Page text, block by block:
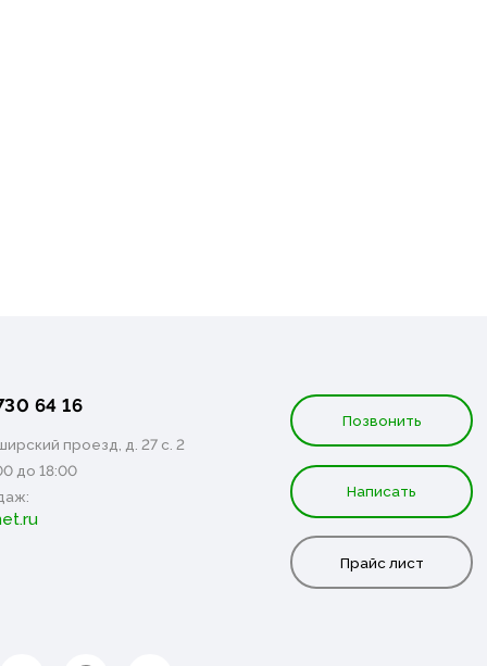
64 16
проезд, д. 27 с. 2
до 18:00
Позвонить
Написать
Прайс лист